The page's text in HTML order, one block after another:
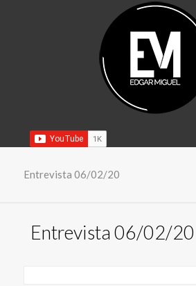
Entrevista 06/02/20
Entrevista 06/02/20